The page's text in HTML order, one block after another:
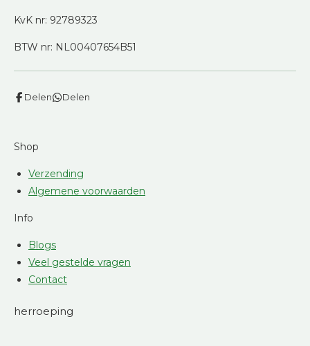
KvK nr: 92789323
BTW nr: NL00407654B51
Delen Delen
Shop
Verzending
Algemene voorwaarden
Info
Blogs
Veel gestelde vragen
Contact
herroeping